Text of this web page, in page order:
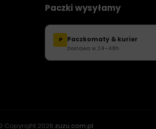
Paczki wysyłamy
P Paczkomaty & kurier
Dostawa w 24–48h
Copyright 2026 zuzu.com.pl